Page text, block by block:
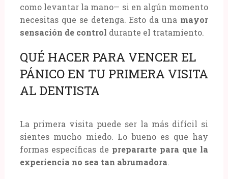
como levantar la mano— si en algún momento
necesitas que se detenga. Esto da una mayor
sensación de control durante el tratamiento.
QUÉ HACER PARA VENCER EL
PÁNICO EN TU PRIMERA VISITA
AL DENTISTA
La primera visita puede ser la más difícil si
sientes mucho miedo. Lo bueno es que hay
formas específicas de prepararte para que la
experiencia no sea tan abrumadora.